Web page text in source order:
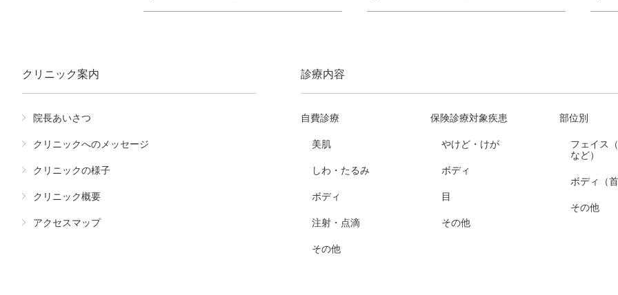
クリニック案内
院長あいさつ
クリニックへのメッセージ
クリニックの様子
クリニック概要
アクセスマップ
診療内容
自費診療
美肌
しわ・たるみ
ボディ
注射・点滴
その他
保険診療対象疾患
やけど・けが
ボディ
目
その他
部位別
フェイス
など）
ボディ（
その他